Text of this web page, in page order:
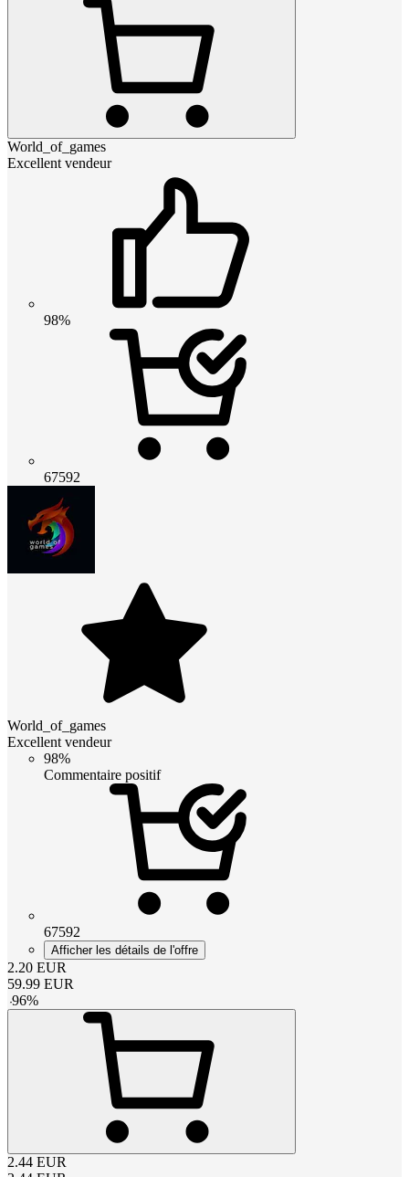
World_of_games
Excellent vendeur
98%
67592
World_of_games
Excellent vendeur
98%
Commentaire positif
67592
Afficher les détails de l'offre
2.20 EUR
59.99 EUR
-96%
2.44 EUR